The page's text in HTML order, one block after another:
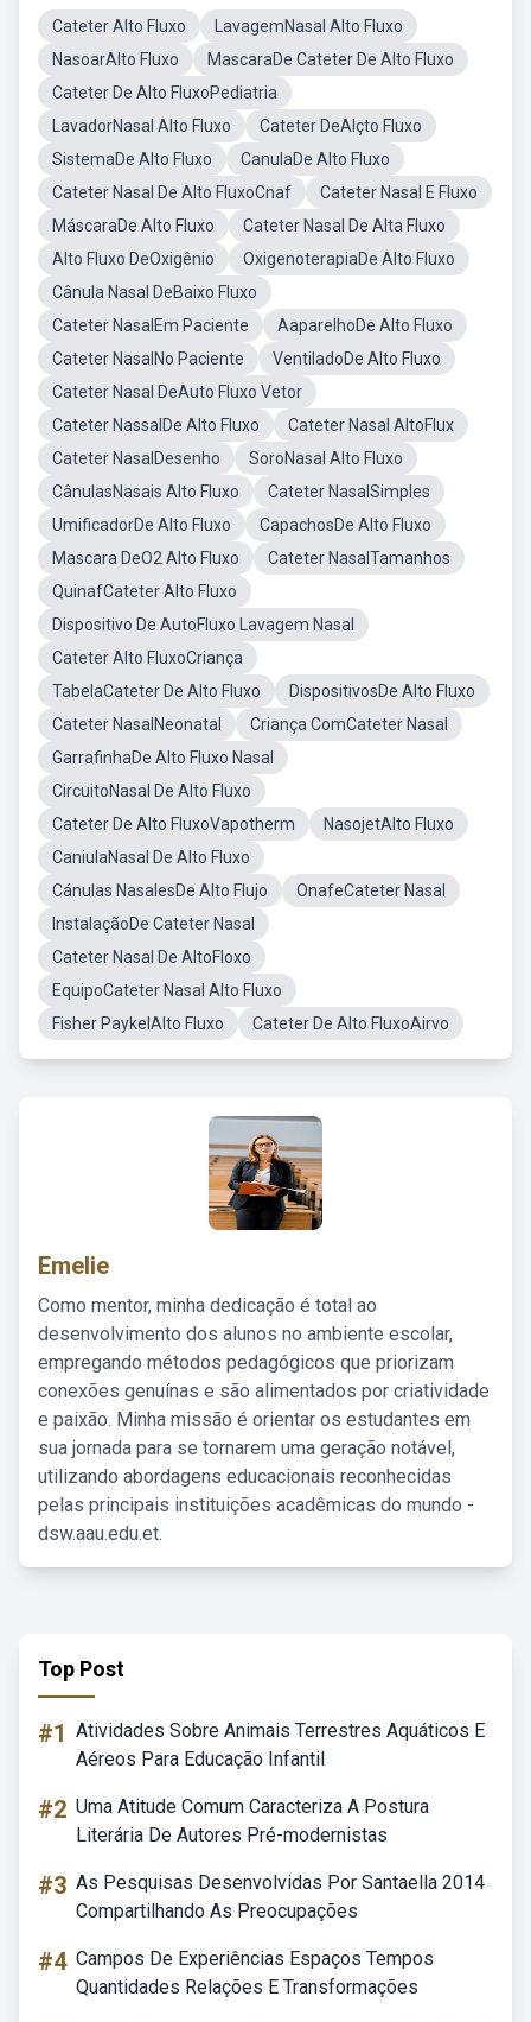
Cateter Alto Fluxo
LavagemNasal Alto Fluxo
NasoarAlto Fluxo
MascaraDe Cateter De Alto Fluxo
Cateter De Alto FluxoPediatria
LavadorNasal Alto Fluxo
Cateter DeAlçto Fluxo
SistemaDe Alto Fluxo
CanulaDe Alto Fluxo
Cateter Nasal De Alto FluxoCnaf
Cateter Nasal E Fluxo
MáscaraDe Alto Fluxo
Cateter Nasal De Alta Fluxo
Alto Fluxo DeOxigênio
OxigenoterapiaDe Alto Fluxo
Cânula Nasal DeBaixo Fluxo
Cateter NasalEm Paciente
AaparelhoDe Alto Fluxo
Cateter NasalNo Paciente
VentiladoDe Alto Fluxo
Cateter Nasal DeAuto Fluxo Vetor
Cateter NassalDe Alto Fluxo
Cateter Nasal AltoFlux
Cateter NasalDesenho
SoroNasal Alto Fluxo
CânulasNasais Alto Fluxo
Cateter NasalSimples
UmificadorDe Alto Fluxo
CapachosDe Alto Fluxo
Mascara DeO2 Alto Fluxo
Cateter NasalTamanhos
QuinafCateter Alto Fluxo
Dispositivo De AutoFluxo Lavagem Nasal
Cateter Alto FluxoCriança
TabelaCateter De Alto Fluxo
DispositivosDe Alto Fluxo
Cateter NasalNeonatal
Criança ComCateter Nasal
GarrafinhaDe Alto Fluxo Nasal
CircuitoNasal De Alto Fluxo
Cateter De Alto FluxoVapotherm
NasojetAlto Fluxo
CaniulaNasal De Alto Fluxo
Cánulas NasalesDe Alto Flujo
OnafeCateter Nasal
InstalaçãoDe Cateter Nasal
Cateter Nasal De AltoFloxo
EquipoCateter Nasal Alto Fluxo
Fisher PaykelAlto Fluxo
Cateter De Alto FluxoAirvo
Emelie
Como mentor, minha dedicação é total ao
desenvolvimento dos alunos no ambiente escolar,
empregando métodos pedagógicos que priorizam
conexões genuínas e são alimentados por criatividade
e paixão. Minha missão é orientar os estudantes em
sua jornada para se tornarem uma geração notável,
utilizando abordagens educacionais reconhecidas
pelas principais instituições acadêmicas do mundo -
dsw.aau.edu.et.
Top Post
#1 Atividades Sobre Animais Terrestres Aquáticos E
Aéreos Para Educação Infantil
#2 Uma Atitude Comum Caracteriza A Postura
Literária De Autores Pré-modernistas
#3 As Pesquisas Desenvolvidas Por Santaella 2014
Compartilhando As Preocupações
#4 Campos De Experiências Espaços Tempos
Quantidades Relações E Transformações